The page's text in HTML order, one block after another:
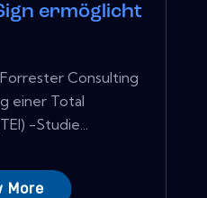
ermöglicht
Consulting
einer Total
-Studie...
More